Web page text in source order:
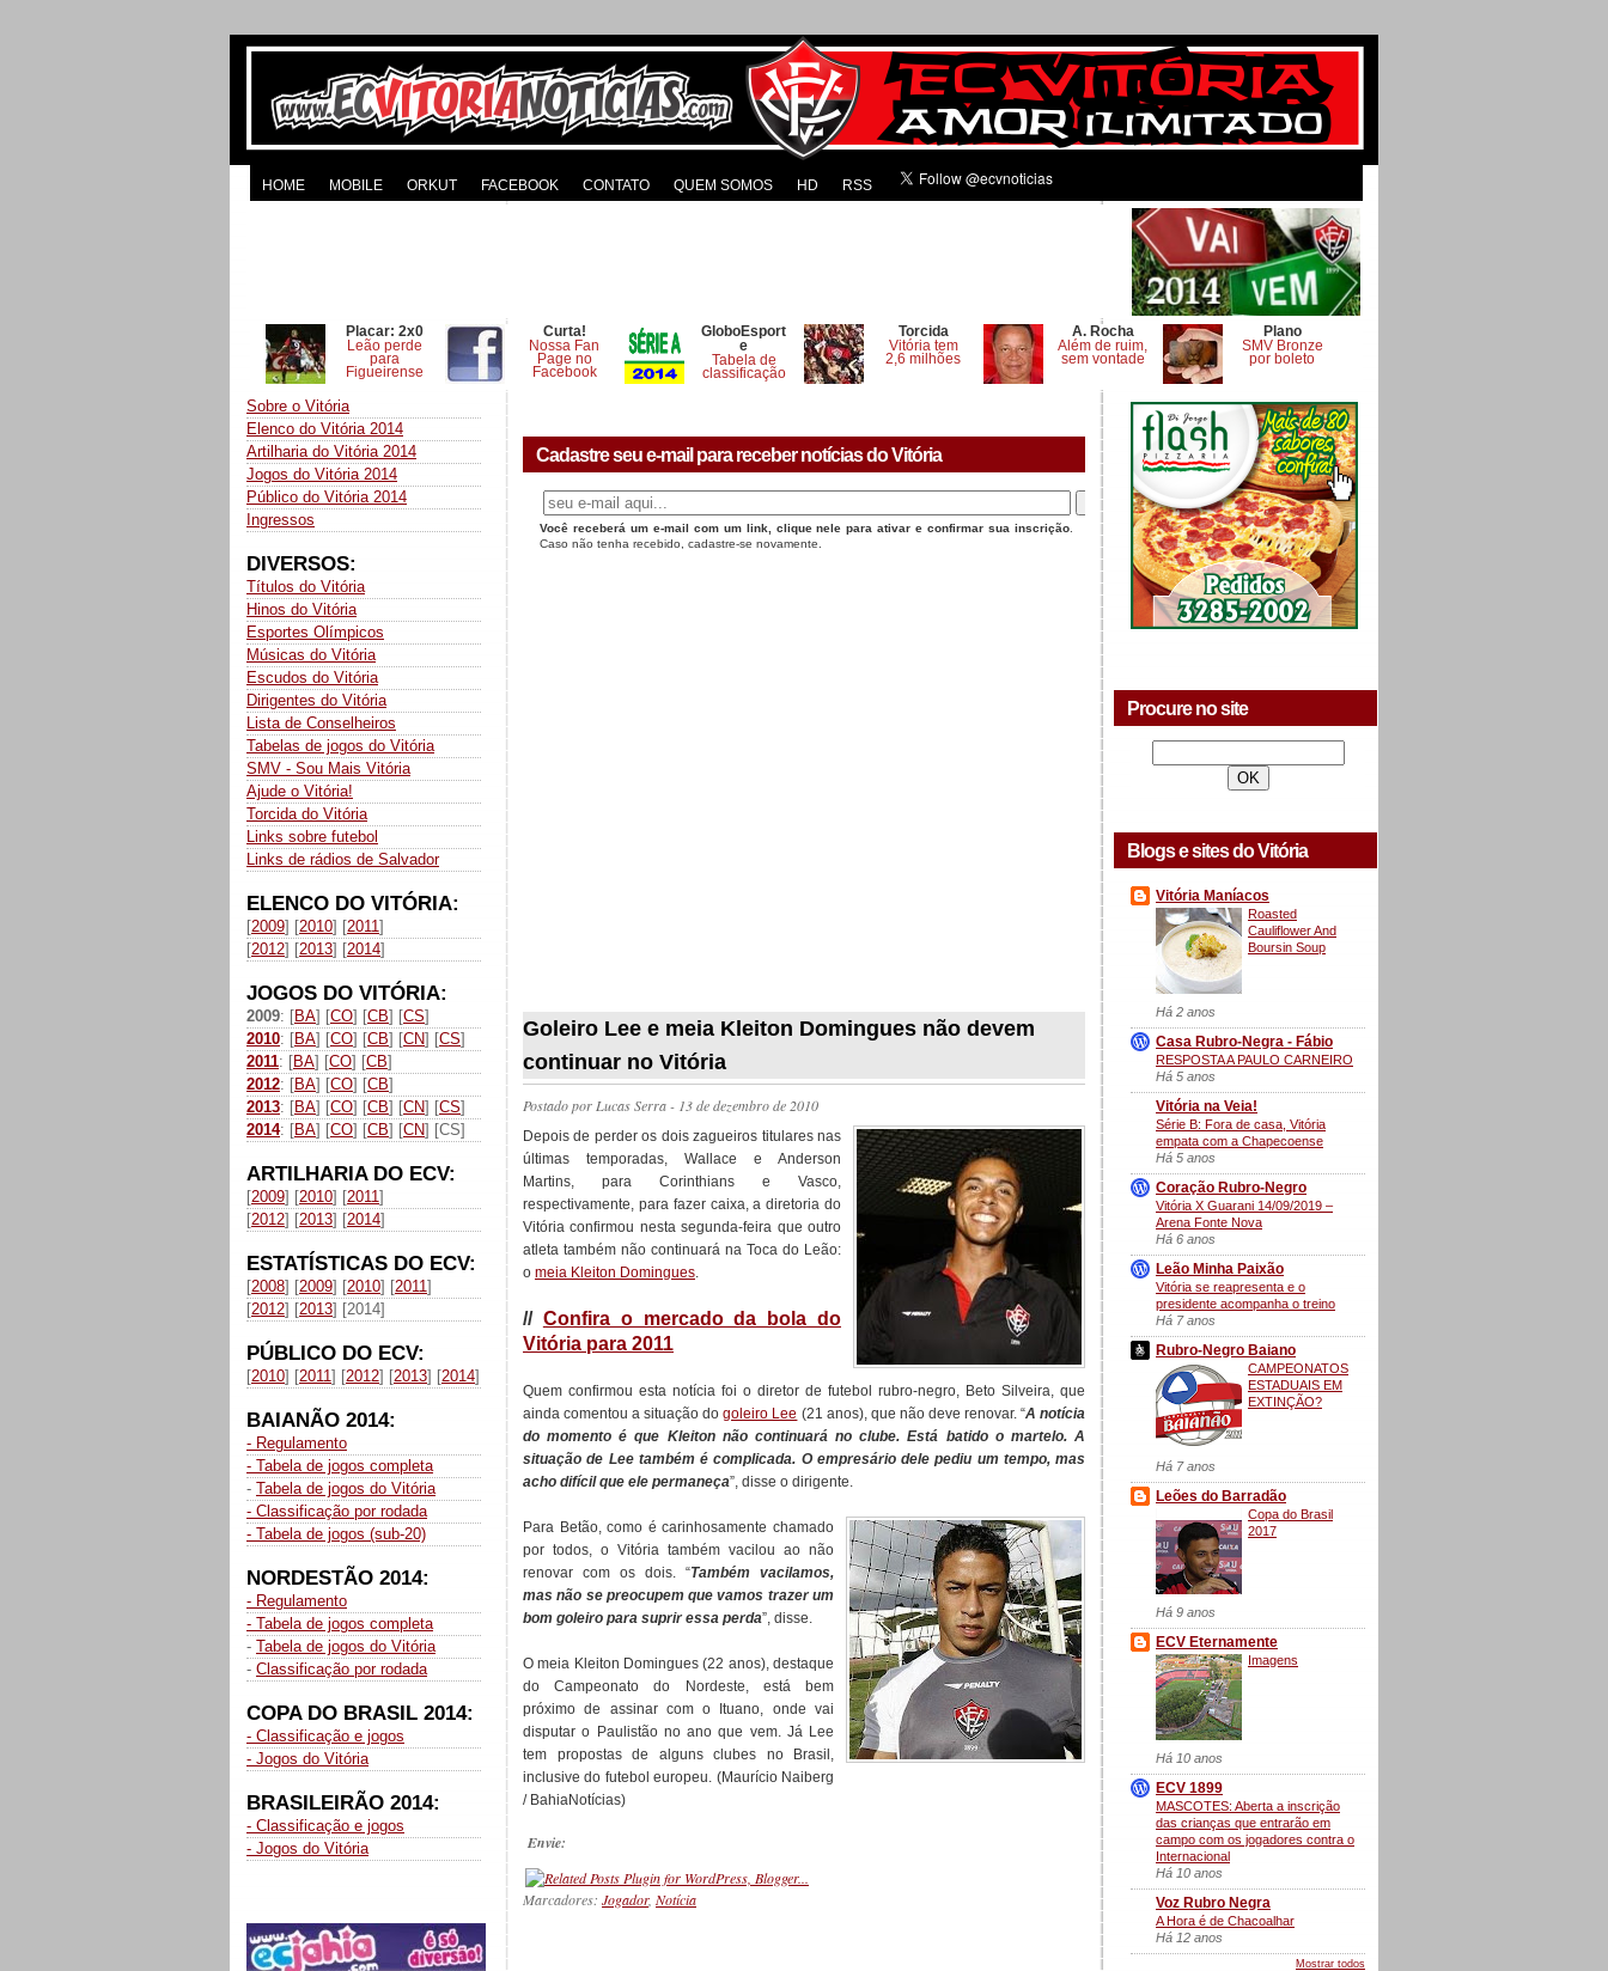
HOME MOBILE ORKUT FACEBOOK CONTATO QUEM SOMOS HD RSS
Placar: 2x0
Leão perde
para
Figueirense
Curta!
Nossa Fan
Page no
Facebook
GloboEsport
e
Tabela de
classificação
Torcida
Vitória tem
2,6 milhões
A. Rocha
Além de ruim,
sem vontade
Plano
SMV Bronze
por boleto
Sobre o Vitória
Elenco do Vitória 2014
Artilharia do Vitória 2014
Jogos do Vitória 2014
Público do Vitória 2014
Ingressos
DIVERSOS:
Títulos do Vitória
Hinos do Vitória
Esportes Olímpicos
Músicas do Vitória
Escudos do Vitória
Dirigentes do Vitória
Lista de Conselheiros
Tabelas de jogos do Vitória
SMV - Sou Mais Vitória
Ajude o Vitória!
Torcida do Vitória
Links sobre futebol
Links de rádios de Salvador
ELENCO DO VITÓRIA:
[2009] [2010] [2011]
[2012] [2013] [2014]
JOGOS DO VITÓRIA:
2009: [BA] [CO] [CB] [CS]
2010: [BA] [CO] [CB] [CN] [CS]
2011: [BA] [CO] [CB]
2012: [BA] [CO] [CB]
2013: [BA] [CO] [CB] [CN] [CS]
2014: [BA] [CO] [CB] [CN] [CS]
ARTILHARIA DO ECV:
[2009] [2010] [2011]
[2012] [2013] [2014]
ESTATÍSTICAS DO ECV:
[2008] [2009] [2010] [2011]
[2012] [2013] [2014]
PÚBLICO DO ECV:
[2010] [2011] [2012] [2013] [2014]
BAIANÃO 2014:
- Regulamento
- Tabela de jogos completa
- Tabela de jogos do Vitória
- Classificação por rodada
- Tabela de jogos (sub-20)
NORDESTÃO 2014:
- Regulamento
- Tabela de jogos completa
- Tabela de jogos do Vitória
- Classificação por rodada
COPA DO BRASIL 2014:
- Classificação e jogos
- Jogos do Vitória
BRASILEIRÃO 2014:
- Classificação e jogos
- Jogos do Vitória
Cadastre seu e-mail para receber notícias do Vitória
Você receberá um e-mail com um link, clique nele para ativar e confirmar sua inscrição
Caso não tenha recebido, cadastre-se novamente.
Goleiro Lee e meia Kleiton Domingues não devem
continuar no Vitória
Postado porLucas Serra- 13 de dezembro de 2010
Depois de perder os dois zagueiros titulares nas
últimas temporadas, Wallace e Anderson
Martins, para Corinthians e Vasco,
respectivamente, para fazer caixa, a diretoria do
Vitória confirmou nesta segunda-feira que outro
atleta também não continuará na Toca do Leão:
o meia Kleiton Domingues.
// Confira o mercado da bola do
Vitória para 2011
Quem confirmou esta notícia foi o diretor de futebol rubro-negro, Beto Silveira, que
ainda comentou a situação dogoleiro Lee (21 anos), que não deve renovar. “A notícia
do momento é que Kleiton não continuará no clube. Está batido o martelo. A
situação de Lee também é complicada. O empresário dele pediu um tempo, mas
acho difícil que ele permaneça”, disse o dirigente.
Para Betão, como é carinhosamente chamado
por todos, o Vitória também vacilou ao não
renovar com os dois. “Também vacilamos,
mas não se preocupem que vamos trazer um
bom goleiro para suprir essa perda”, disse.
O meia Kleiton Domingues (22 anos), destaque
do Campeonato do Nordeste, está bem
próximo de assinar com o Ituano, onde vai
disputar o Paulistão no ano que vem. Já Lee
tem propostas de alguns clubes no Brasil,
inclusive do futebol europeu. (Maurício Naiberg
/ BahiaNotícias)
Envie:
Marcadores: Jogador, Notícia
Procure no site
Blogs e sites do Vitória
Vitória Maníacos
Roasted
Cauliflower And
Boursin Soup
Há 2 anos
Casa Rubro-Negra - Fábio
RESPOSTA A PAULO CARNEIRO
Há 5 anos
Vitória na Veia!
Série B: Fora de casa, Vitória
empata com a Chapecoense
Há 5 anos
Coração Rubro-Negro
Vitória X Guarani 14/09/2019 –
Arena Fonte Nova
Há 6 anos
Leão Minha Paixão
Vitória se reapresenta e o
presidente acompanha o treino
Há 7 anos
Rubro-Negro Baiano
CAMPEONATOS
ESTADUAIS EM
EXTINÇÃO?
Há 7 anos
Leões do Barradão
Copa do Brasil
2017
Há 9 anos
ECV Eternamente
Imagens
Há 10 anos
ECV 1899
MASCOTES: Aberta a inscrição
das crianças que entrarão em
campo com os jogadores contra o
Internacional
Há 10 anos
Voz Rubro Negra
A Hora é de Chacoalhar
Há 12 anos
Mostrar todos